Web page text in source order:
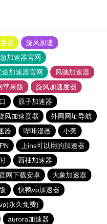
器
旋风加速
加速器官网
途加速器官网
风驰加速器
苹果版
旋风加速度器
原子加速器
风加速度器
外网网址导航
器 哔咔漫画
小美
上ins可以用的加速器
西柚加速器
网下载安卓
大象加速器
快鸭vp加速器
永久免费)
aurora加速器